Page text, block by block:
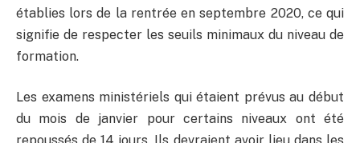
établies lors de la rentrée en septembre 2020, ce qui
signifie de respecter les seuils minimaux du niveau de
formation.
Les examens ministériels qui étaient prévus au début
du mois de janvier pour certains niveaux ont été